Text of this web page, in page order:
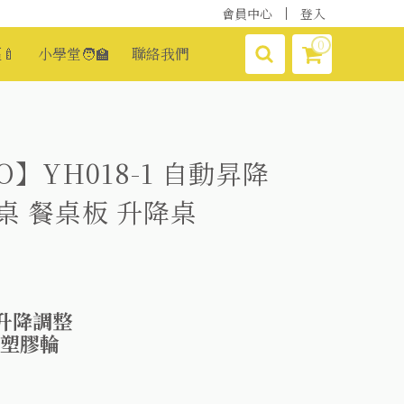
會員中心 登入
小學堂🧑‍🏫 聯絡我們 0
】YH018-1 自動昇降
餐桌板 升降桌
降調整
膠輪